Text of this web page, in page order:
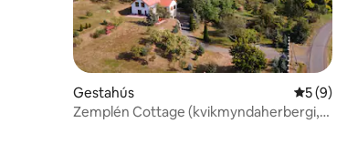
Gestahús 5 af 5 í
5 (9)
Zemplén Cottage (kvikmyndaherbergi,